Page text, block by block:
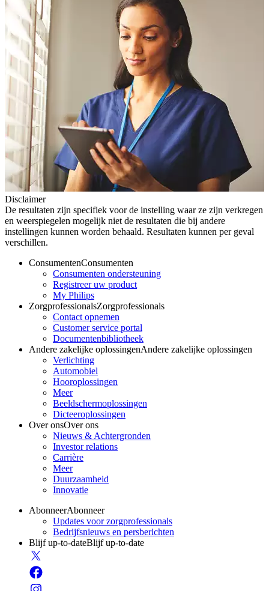
Disclaimer
De resultaten zijn specifiek voor de instelling waar ze zijn verkregen
en weerspiegelen mogelijk niet de resultaten die bij andere
instellingen kunnen worden behaald. Resultaten kunnen per geval
verschillen.
ConsumentenConsumenten
Consumenten ondersteuning
Registreer uw product
My Philips
ZorgprofessionalsZorgprofessionals
Contact opnemen
Customer service portal
Documentenbibliotheek
Andere zakelijke oplossingenAndere zakelijke oplossingen
Verlichting
Automobiel
Hooroplossingen
Meer
Beeldschermoplossingen
Dicteeroplossingen
Over onsOver ons
Nieuws & Achtergronden
Investor relations
Carrière
Meer
Duurzaamheid
Innovatie
AbonneerAbonneer
Updates voor zorgprofessionals
Bedrijfsnieuws en persberichten
Blijf up-to-dateBlijf up-to-date